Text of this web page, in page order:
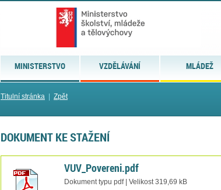
MINISTERSTVO VZDĚLÁVÁNÍ MLÁDEŽ
Titulní stránka Zpět
DOKUMENT KE STAŽENÍ
VUV_Povereni.pdf
Dokument typu pdf | Velikost 319,69 kB